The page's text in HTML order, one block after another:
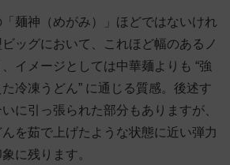
麺神（めがみ）」ほどではないけれ
ッグにおいて、これほど幅のあるノ
イメージとしては中華麺よりも “強
冷凍うどん” に通じる質感。後述す
に引っ張られた部分もありますが、
を茹で上げたような状態に近い弾力
に残ります。